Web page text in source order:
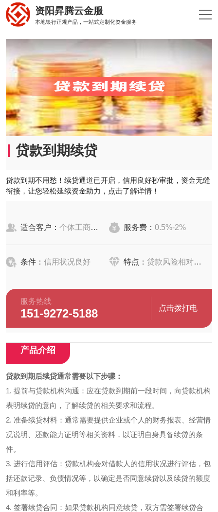
资阳昇腾云金服
本地银行正规产品，一站式定制化资金服务
贷款到期续贷
贷款到期不用愁！续贷通道已开启，信用良好秒审批，资金无缝
衔接，让您轻松延续资金助力，点击了解详情！
适合客户： 个体工商户、农户 服务费： 0.5%-2%
条件： 信用状况良好 特点： 贷款风险相对较小
服务热线
151-9272-5188 点击拨打电
产品介绍
贷款到期后续贷通常需要以下步骤：
1. 提前与贷款机构沟通：应在贷款到期前一段时间，向贷款机构
表明续贷的意向，了解续贷的相关要求和流程。
2. 准备续贷材料：通常需要提供企业或个人的财务报表、经营情
况说明、还款能力证明等相关资料，以证明自身具备续贷的条
件。
3. 进行信用评估：贷款机构会对借款人的信用状况进行评估，包
括还款记录、负债情况等，以确定是否同意续贷以及续贷的额度
和利率等。
4. 签署续贷合同：如果贷款机构同意续贷，双方需签署续贷合